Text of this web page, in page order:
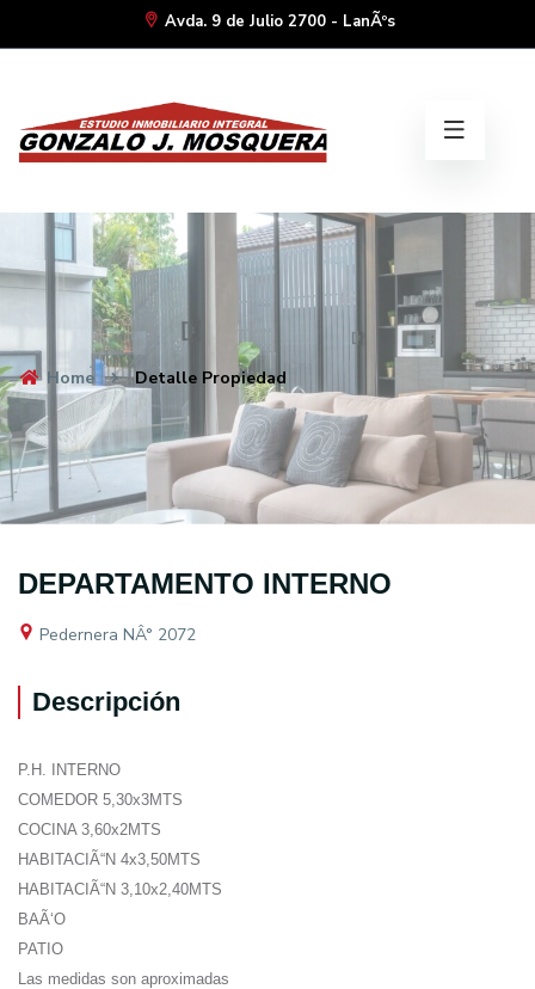
Avda. 9 de Julio 2700 - LanÃºs
Home Detalle Propiedad
DEPARTAMENTO INTERNO
Pedernera NÂ° 2072
Descripción
P.H. INTERNO
COMEDOR 5,30x3MTS
COCINA 3,60x2MTS
HABITACIÃ“N 4x3,50MTS
HABITACIÃ“N 3,10x2,40MTS
BAÃ‘O
PATIO
Las medidas son aproximadas